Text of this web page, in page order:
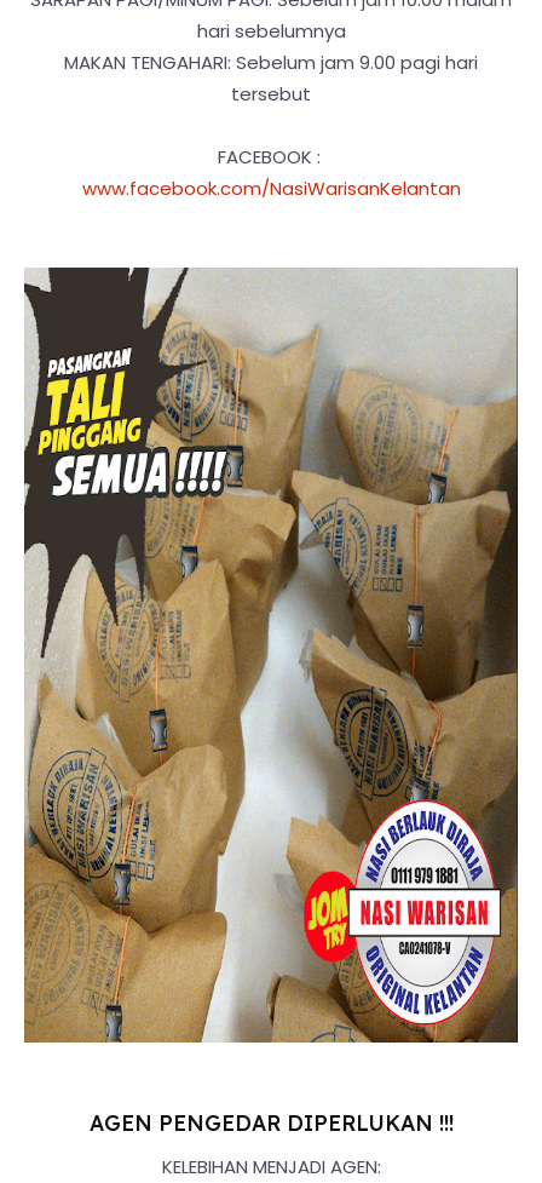
hari sebelumnya
MAKAN TENGAHARI: Sebelum jam 9.00 pagi hari
tersebut
FACEBOOK :
www.facebook.com/NasiWarisanKelantan
AGEN PENGEDAR DIPERLUKAN !!!
KELEBIHAN MENJADI AGEN: